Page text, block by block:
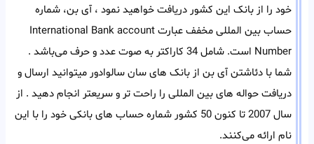
خود را از بانک این کشور دریافت خواهید نمود ، آی بن، شماره
حساب بین المللی مخفف عبارت International Bank account
Number است. شامل 34 کاراکتر به صوت عدد و حرف می‌باشد .
شما با دئاشتن آی بن از بانک های سان سالوادور میتوانید ارسال و
دریافت حواله های بین المللی را راحت تر و سریعتر انجام دهید . از
سال 2007 تا کنون 50 کشور شماره حساب های بانکی خود را با این
نام ارائه می‌کنند.